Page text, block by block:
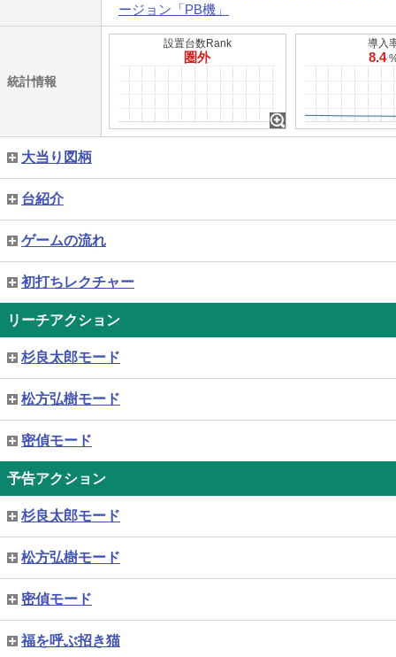
ージョン「PB機」
統計情報
設置台数Rank
圏外
導入
8.4
大当り図柄
台紹介
ゲームの流れ
初打ちレクチャー
リーチアクション
杉良太郎モード
松方弘樹モード
密偵モード
予告アクション
杉良太郎モード
松方弘樹モード
密偵モード
福を呼ぶ招き猫